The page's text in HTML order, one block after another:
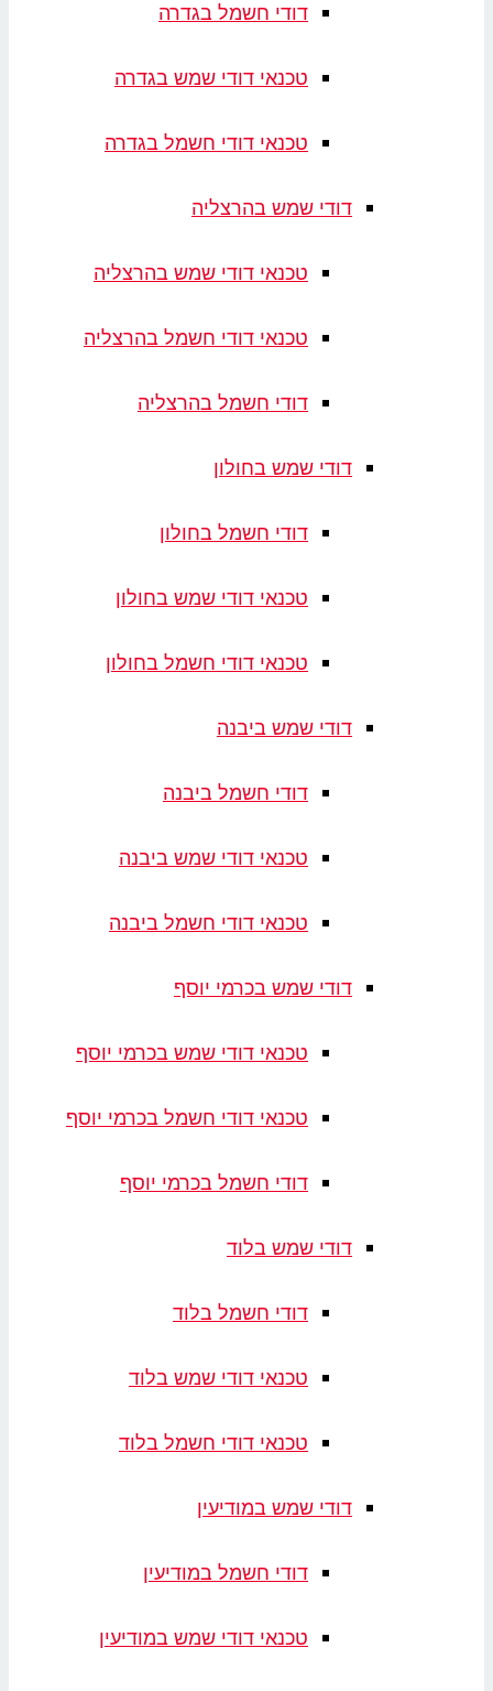
דודי חשמל בגדרה
טכנאי דודי שמש בגדרה
טכנאי דודי חשמל בגדרה
דודי שמש בהרצליה
טכנאי דודי שמש בהרצליה
טכנאי דודי חשמל בהרצליה
דודי חשמל בהרצליה
דודי שמש בחולון
דודי חשמל בחולון
טכנאי דודי שמש בחולון
טכנאי דודי חשמל בחולון
דודי שמש ביבנה
דודי חשמל ביבנה
טכנאי דודי שמש ביבנה
טכנאי דודי חשמל ביבנה
דודי שמש בכרמי יוסף
טכנאי דודי שמש בכרמי יוסף
טכנאי דודי חשמל בכרמי יוסף
דודי חשמל בכרמי יוסף
דודי שמש בלוד
דודי חשמל בלוד
טכנאי דודי שמש בלוד
טכנאי דודי חשמל בלוד
דודי שמש במודיעין
דודי חשמל במודיעין
טכנאי דודי שמש במודיעין